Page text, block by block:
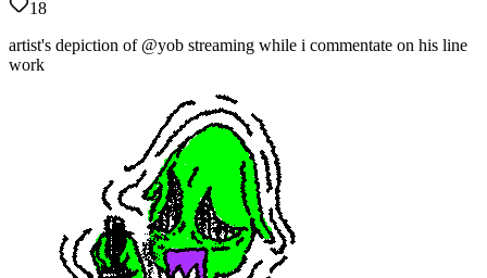
18
artist's depiction of @yob streaming while i commentate on his line
work